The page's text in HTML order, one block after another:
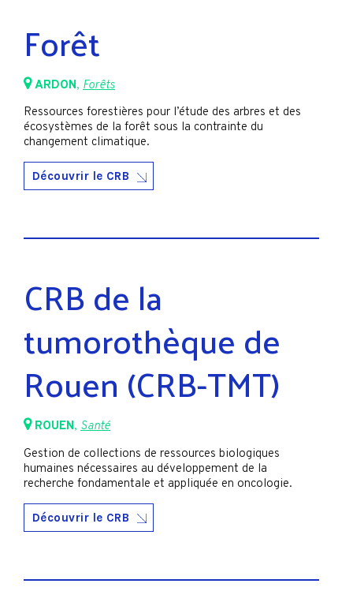
Forêt
ARDON, Forêts
Ressources forestières pour l’étude des arbres et des
écosystèmes de la forêt sous la contrainte du
changement climatique.
Découvrir le CRB
CRB de la
tumorothèque de
Rouen (CRB-TMT)
ROUEN, Santé
Gestion de collections de ressources biologiques
humaines nécessaires au développement de la
recherche fondamentale et appliquée en oncologie.
Découvrir le CRB